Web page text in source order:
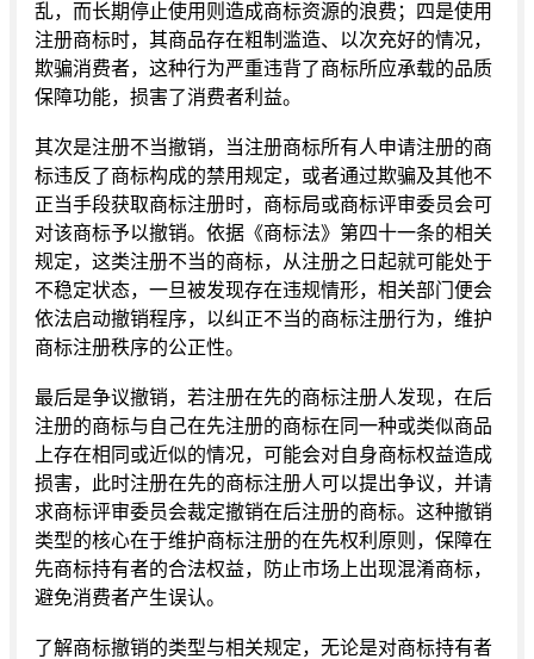
乱，而长期停止使用则造成商标资源的浪费；四是使用
注册商标时，其商品存在粗制滥造、以次充好的情况，
欺骗消费者，这种行为严重违背了商标所应承载的品质
保障功能，损害了消费者利益。
其次是注册不当撤销，当注册商标所有人申请注册的商
标违反了商标构成的禁用规定，或者通过欺骗及其他不
正当手段获取商标注册时，商标局或商标评审委员会可
对该商标予以撤销。依据《商标法》第四十一条的相关
规定，这类注册不当的商标，从注册之日起就可能处于
不稳定状态，一旦被发现存在违规情形，相关部门便会
依法启动撤销程序，以纠正不当的商标注册行为，维护
商标注册秩序的公正性。
最后是争议撤销，若注册在先的商标注册人发现，在后
注册的商标与自己在先注册的商标在同一种或类似商品
上存在相同或近似的情况，可能会对自身商标权益造成
损害，此时注册在先的商标注册人可以提出争议，并请
求商标评审委员会裁定撤销在后注册的商标。这种撤销
类型的核心在于维护商标注册的在先权利原则，保障在
先商标持有者的合法权益，防止市场上出现混淆商标，
避免消费者产生误认。
了解商标撤销的类型与相关规定，无论是对商标持有者